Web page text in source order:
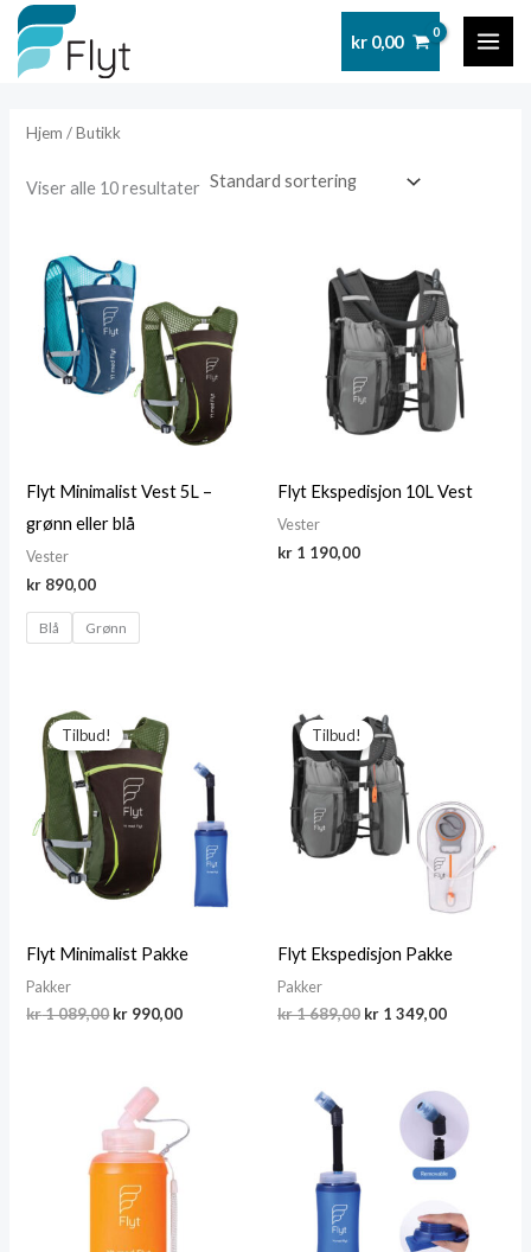
Hopp
rett
kr0,00
Hjem / Butikk
Viser alle 10 resultater
Flyt Minimalist Vest 5L –
grønn eller blå
Vester
kr 890,00
Blå Grønn
Flyt Ekspedisjon 10L Vest
Vester
kr 1 190,00
Tilbud!
Flyt Minimalist Pakke
Pakker
kr1 089,00 Opprinnelig
089,00.
kr 990,00Nåværende
Tilbud!
Flyt Ekspedisjon Pakke
Pakker
kr1 689,00 Opprinnelig
689,00.
kr 1 349,00
349,00.